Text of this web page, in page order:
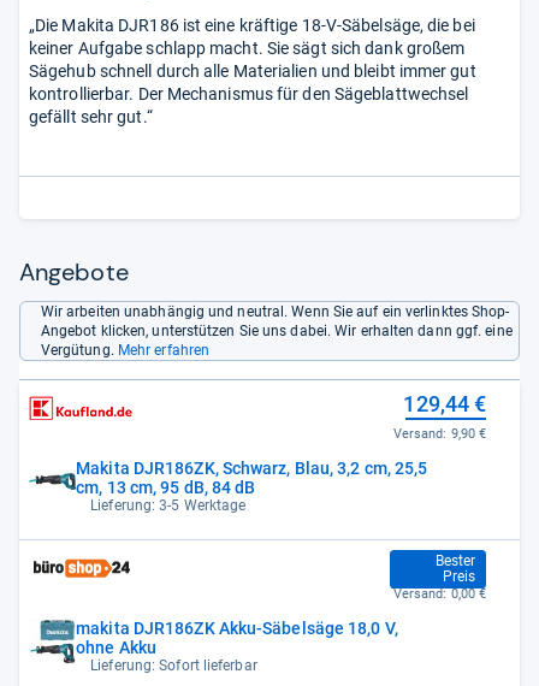
„Die Makita DJR186 ist eine kräftige 18-V-Säbelsäge, die bei
keiner Aufgabe schlapp macht. Sie sägt sich dank großem
Sägehub schnell durch alle Materialien und bleibt immer gut
kontrollierbar. Der Mechanismus für den Sägeblattwechsel
gefällt sehr gut.“
Angebote
Wir arbeiten unabhängig und neutral. Wenn Sie auf ein verlinktes Shop-
Angebot klicken, unterstützen Sie uns dabei. Wir erhalten dann ggf. eine
Vergütung. Mehr erfahren
Makita DJR186ZK, Schwarz, Blau, 3,2 cm, 25,5
cm, 13 cm, 95 dB, 84 dB
Lieferung: 3-5 Werktage
129,44 €
Versand: 9,90 €
makita DJR186ZK Akku-Säbelsäge 18,0 V,
ohne Akku
Lieferung: Sofort lieferbar
Bester
Preis
136,85 €
Versand: 0,00 €